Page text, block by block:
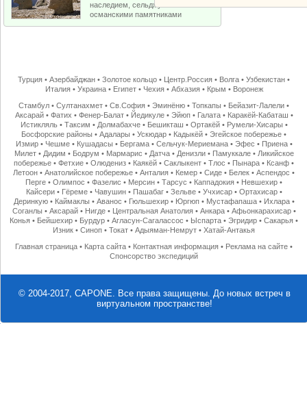
наследием, сельджукскими и
османскими памятниками
Турция •Азербайджан •Золотое кольцо • Центр.Россия • Волга •Узбекистан •
Италия• Украина• Египет• Чехия• Абхазия• Крым • Воронеж
Стамбул •Султанахмет •Св.София •Эминёню •Топкапы • Бейазит-Лалели •
Аксарай• Фатих • Фенер-Балат• Йедикуле• Эйюп• Галата• Каракёй-Кабаташ •
Истикляль• Таксим • Долмабахче• Бешикташ • Ортакёй• Румели-Хисары •
Босфорские районы •Адалары •Ускюдар • Кадыкёй •Эгейское побережье •
Измир• Чешме• Кушадасы • Бергама• Сельчук-Мериемана• Эфес • Приена•
Милет• Дидим • Бодрум • Мармарис • Датча• Денизли• Памуккале• Ликийское
побережье •Фетхие •Олюдениз • Каякёй •Саклыкент •Тлос • Пынара • Ксанф •
Летоон •Анатолийское побережье •Анталия • Кемер •Сиде • Белек •Аспендос •
Перге •Олимпос •Фазелис • Мерсин •Тарсус • Каппадокия • Невшехир •
Кайсери• Гёреме• Чавушин• Пашабаг• Зельве• Учхисар• Ортахисар•
Деринкую• Каймаклы • Аванос • Гюльшехир• Юргюп• Мустафапаша• Ихлара•
Соганлы • Аксарай• Нигде• Центральная Анатолия• Анкара• Афьонкарахисар•
Конья • Бейшехир • Бурдур •Агласун-Сагалассос • Ыспарта •Эгридир •Сакарья •
Изник •Синоп •Токат •Адыяман-Немрут •Хатай-Антакья
Главная страница • Карта сайта • Контактная информация • Реклама на сайте •
Спонсорство экспедиций
© 2004-2017, CAPONE. Все права защищены. До новых встреч в
виртуальном пространстве!